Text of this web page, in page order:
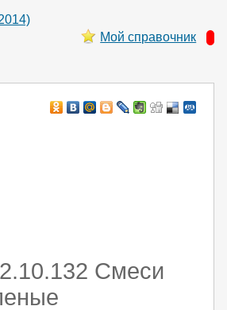
Мой справочник
Смеси